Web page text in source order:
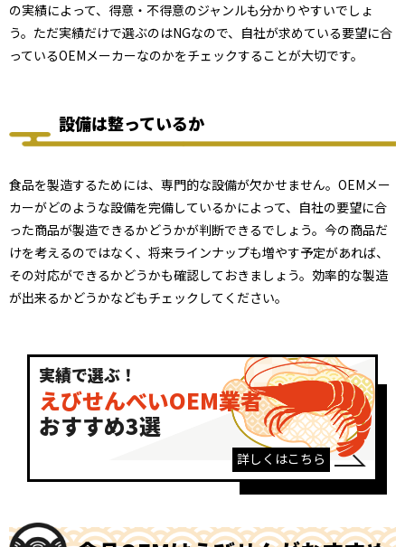
の実績によって、得意・不得意のジャンルも分かりやすいでしょ
う。ただ実績だけで選ぶのはNGなので、自社が求めている要望に合
っているOEMメーカーなのかをチェックすることが大切です。
設備は整っているか
食品を製造するためには、専門的な設備が欠かせません。OEMメー
カーがどのような設備を完備しているかによって、自社の要望に合
った商品が製造できるかどうかが判断できるでしょう。今の商品だ
けを考えるのではなく、将来ラインナップも増やす予定があれば、
その対応ができるかどうかも確認しておきましょう。効率的な製造
が出来るかどうかなどもチェックしてください。
実績で選ぶ！
えびせんべいOEM業者
おすすめ3選
詳しくはこちら